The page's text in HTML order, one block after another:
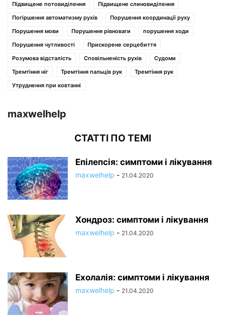
Підвищене потовиділення
Підвищене слиновиділення
Погіршення автоматизму рухів
Порушення координації руху
Порушення мови
Порушення рівноваги
порушення ходи
Порушення чутливості
Прискорене серцебиття
Розумова відсталість
Сповільненість рухів
Судоми
Тремтіння ніг
Тремтіння пальців рук
Тремтіння рук
Утруднення при ковтанні
maxwelhelp
СТАТТІ ПО ТЕМІ
Епілепсія: симптоми і лікування
maxwelhelp - 21.04.2020
Хондроз: симптоми і лікування
maxwelhelp - 21.04.2020
Ехолалія: симптоми і лікування
maxwelhelp - 21.04.2020